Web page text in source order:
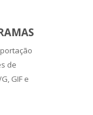
de
GIF e